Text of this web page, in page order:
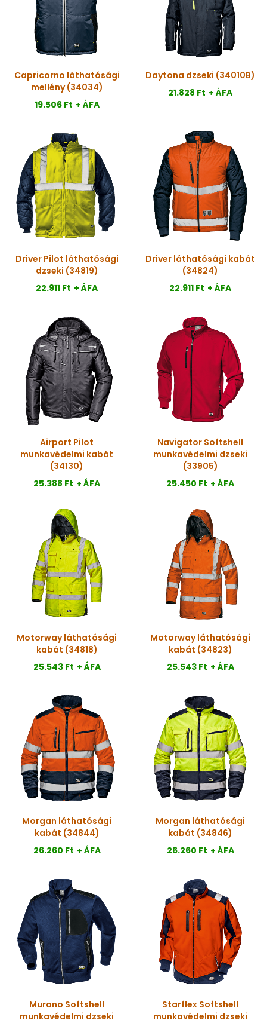
Capricorno láthatósági
mellény (34034)
19.506 Ft + ÁFA
Daytona dzseki (34010B)
21.828 Ft + ÁFA
Driver Pilot láthatósági
dzseki (34819)
22.911 Ft + ÁFA
Driver láthatósági kabát
(34824)
22.911 Ft + ÁFA
Airport Pilot
munkavédelmi kabát
(34130)
25.388 Ft + ÁFA
Navigator Softshell
munkavédelmi dzseki
(33905)
25.450 Ft + ÁFA
Motorway láthatósági
kabát (34818)
25.543 Ft + ÁFA
Motorway láthatósági
kabát (34823)
25.543 Ft + ÁFA
Morgan láthatósági
kabát (34844)
26.260 Ft + ÁFA
Morgan láthatósági
kabát (34846)
26.260 Ft + ÁFA
Murano Softshell
munkavédelmi dzseki
Starflex Softshell
munkavédelmi dzseki